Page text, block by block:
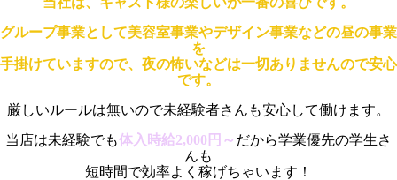
グループ事業として美容室事業やデザイン事業などの昼の事業
を
手掛けていますので、夜の怖いなどは一切ありませんので安心
です。
厳しいルールは無いので未経験者さんも安心して働けます。
当店は未経験でも体入時給2,000円～ だから学業優先の学生さ
んも
短時間で効率よく稼げちゃいます！